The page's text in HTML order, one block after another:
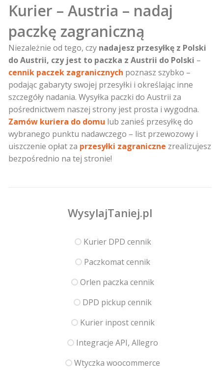
Kurier – Austria – nadaj
paczkę zagraniczną
Niezależnie od tego, czy nadajesz przesyłkę z Polski
do Austrii, czy jest to paczka z Austrii do Polski –
cennik paczek zagranicznych poznasz szybko –
podając gabaryty swojej przesyłki i określając inne
szczegóły nadania. Wysyłka paczki do Austrii za
pośrednictwem naszej strony jest prosta i wygodna.
Zamów kuriera do domu lub zanieś przesyłkę do
wybranego punktu nadawczego – list przewozowy i
uiszczenie opłat za przesyłki zagraniczne zrealizujesz
bezpośrednio na tej stronie!
WysylajTaniej.pl
Kurier DPD cennik
Paczkomat cennik
Orlen paczka cennik
DPD pickup cennik
Kurier inpost cennik
Integracje API, Allegro
Wtyczka woocommerce